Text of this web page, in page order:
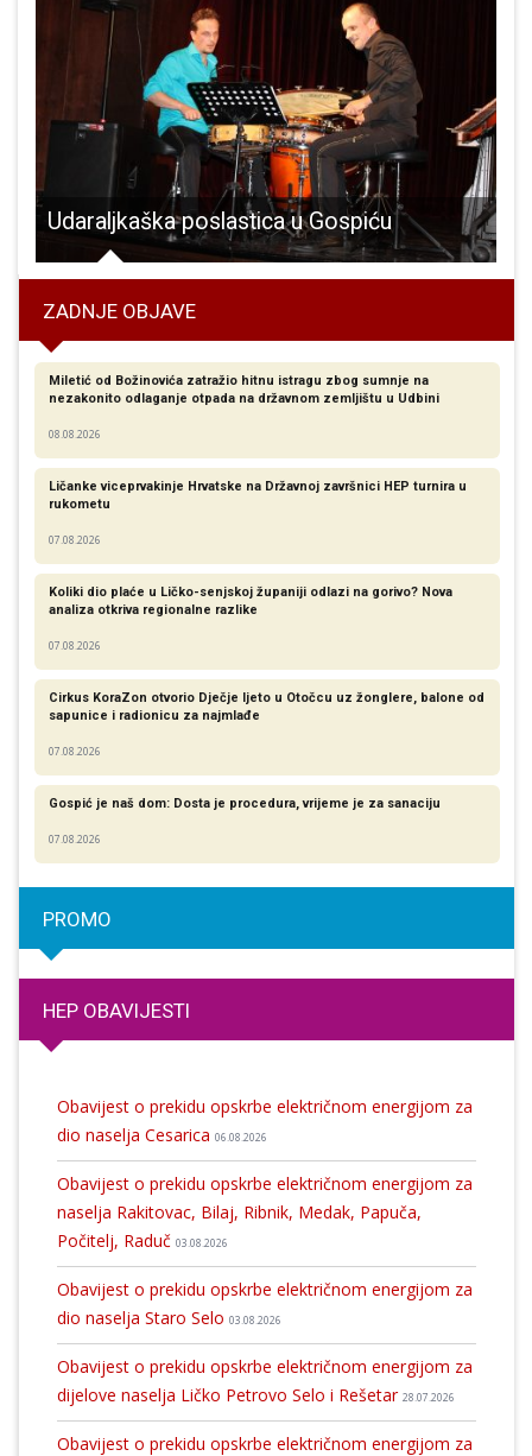
Udaraljkaška poslastica u Gospiću
ZADNJE OBJAVE
Miletić od Božinovića zatražio hitnu istragu zbog sumnje na
nezakonito odlaganje otpada na državnom zemljištu u Udbini
08.08.2026
Ličanke viceprvakinje Hrvatske na Državnoj završnici HEP turnira u
rukometu
07.08.2026
Koliki dio plaće u Ličko-senjskoj županiji odlazi na gorivo? Nova
analiza otkriva regionalne razlike​
07.08.2026
Cirkus KoraZon otvorio Dječje ljeto u Otočcu uz žonglere, balone od
sapunice i radionicu za najmlađe
07.08.2026
Gospić je naš dom: Dosta je procedura, vrijeme je za sanaciju
07.08.2026
PROMO
HEP OBAVIJESTI
Obavijest o prekidu opskrbe električnom energijom za
dio naselja Cesarica 06.08.2026
Obavijest o prekidu opskrbe električnom energijom za
naselja Rakitovac, Bilaj, Ribnik, Medak, Papuča,
Počitelj, Raduč 03.08.2026
Obavijest o prekidu opskrbe električnom energijom za
dio naselja Staro Selo 03.08.2026
Obavijest o prekidu opskrbe električnom energijom za
dijelove naselja Ličko Petrovo Selo i Rešetar 28.07.2026
Obavijest o prekidu opskrbe električnom energijom za